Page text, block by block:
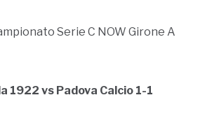
Serie C NOW Girone A
1922 vs Padova Calcio 1-1